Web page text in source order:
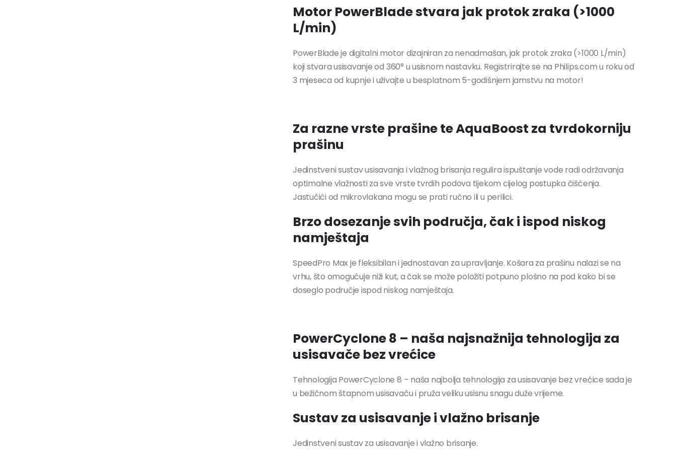
Motor PowerBlade stvara jak protok zraka (>1000
L/min)
PowerBlade je digitalni motor dizajniran za nenadmašan, jak protok zraka (>1000 L/min)
koji stvara usisavanje od 360° u usisnom nastavku. Registrirajte se na Philips.com u roku od
3 mjeseca od kupnje i uživajte u besplatnom 5-godišnjem jamstvu na motor!
Za razne vrste prašine te AquaBoost za tvrdokorniju
prašinu
Jedinstveni sustav usisavanja i vlažnog brisanja regulira ispuštanje vode radi održavanja
optimalne vlažnosti za sve vrste tvrdih podova tijekom cijelog postupka čišćenja.
Jastučići od mikrovlakana mogu se prati ručno ili u perilici.
Brzo dosezanje svih područja, čak i ispod niskog
namještaja
SpeedPro Max je fleksibilan i jednostavan za upravljanje. Košara za prašinu nalazi se na
vrhu, što omogućuje niži kut, a čak se može položiti potpuno plošno na pod kako bi se
doseglo područje ispod niskog namještaja.
PowerCyclone 8 – naša najsnažnija tehnologija za
usisavače bez vrećice
Tehnologija PowerCyclone 8 – naša najbolja tehnologija za usisavanje bez vrećice sada je
u bežičnom štapnom usisavaču i pruža veliku usisnu snagu duže vrijeme.
Sustav za usisavanje i vlažno brisanje
Jedinstveni sustav za usisavanje i vlažno brisanje.